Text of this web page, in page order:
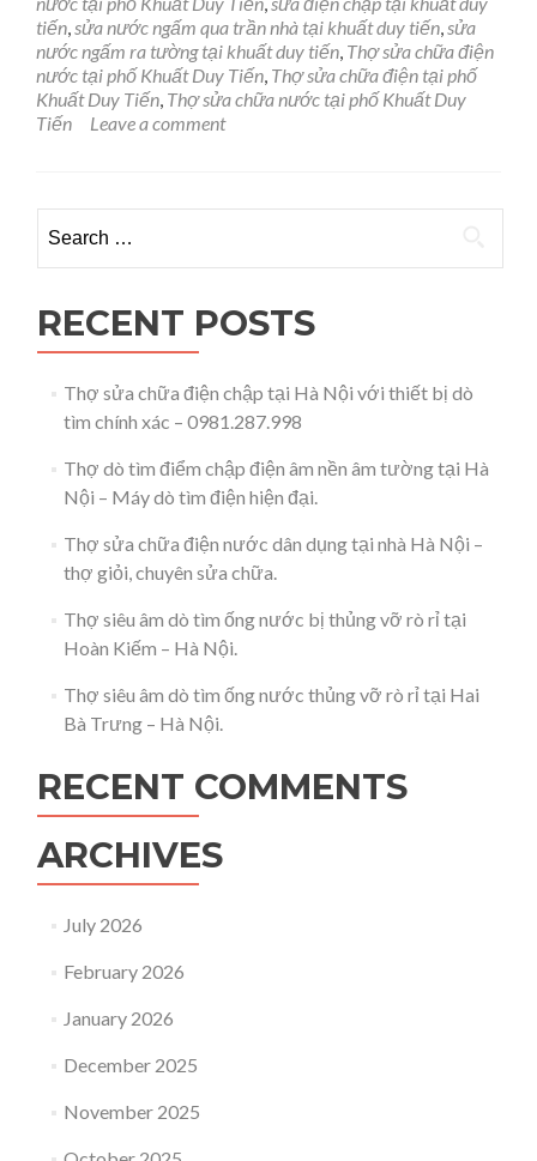
Thợ
sửa
chữa
điện
nước
Duy
tiến,sửa nước ngấm qua trần nhà tại khuất duy tiến,sửa
nước ngấm ra tường tại khuất duy tiến, Thợ sửa chữa điện
nước tại phố Khuất Duy Tiến, Thợ sửa chữa điện tại phố
Khuất Duy Tiến, Thợ sửa chữa nước tại phố Khuất Duy
Tiến
Leave a comment
RECENT POSTS
Thợ sửa chữa điện chập tại Hà Nội với thiết bị dò
tìm chính xác – 0981.287.998
Thợ dò tìm điểm chập điện âm nền âm tường tại Hà
Nội – Máy dò tìm điện hiện đại.
Thợ sửa chữa điện nước dân dụng tại nhà Hà Nội –
thợ giỏi, chuyên sửa chữa.
Thợ siêu âm dò tìm ống nước bị thủng vỡ rò rỉ tại
Hoàn Kiếm – Hà Nội.
Thợ siêu âm dò tìm ống nước thủng vỡ rò rỉ tại Hai
Bà Trưng – Hà Nội.
RECENT COMMENTS
ARCHIVES
July 2026
February 2026
January 2026
December 2025
November 2025